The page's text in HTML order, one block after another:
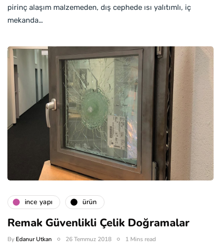
pirinç alaşım malzemeden, dış cephede ısı yalıtımlı, iç
mekanda…
i̇nce yapı ürün
Remak Güvenlikli Çelik Doğramalar
By Edanur Utkan 26 Temmuz 2018 1 Mins read